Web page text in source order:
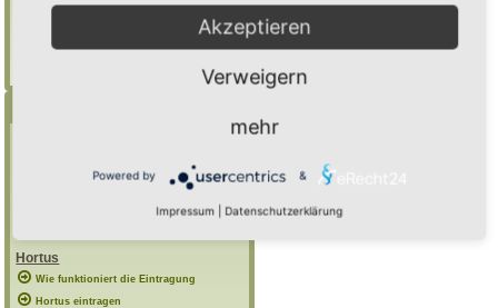
Weitere Hilfe zur Suche
Foren-Übersicht
Hortus
Wie funktioniert die Eintragung
Hortus eintragen
Akzeptieren
Verweigern
mehr
Powered by &
Impressum Datenschutzerklärung